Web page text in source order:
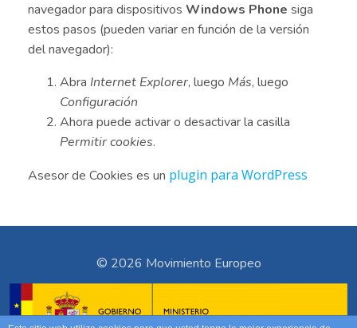
navegador para dispositivos Windows Phone siga
estos pasos (pueden variar en función de la versión
del navegador):
Abra Internet Explorer, luego Más, luego
Configuración
Ahora puede activar o desactivar la casilla
Permitir cookies.
Asesor de Cookies es un plugin para WordPress
© 2026 Movimiento Europeo